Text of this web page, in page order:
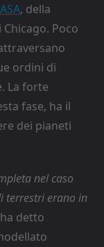
, della
Poco
ordini di
La forte
fase, ha il
dei pianeti
nel caso
terrestri erano in
ha detto